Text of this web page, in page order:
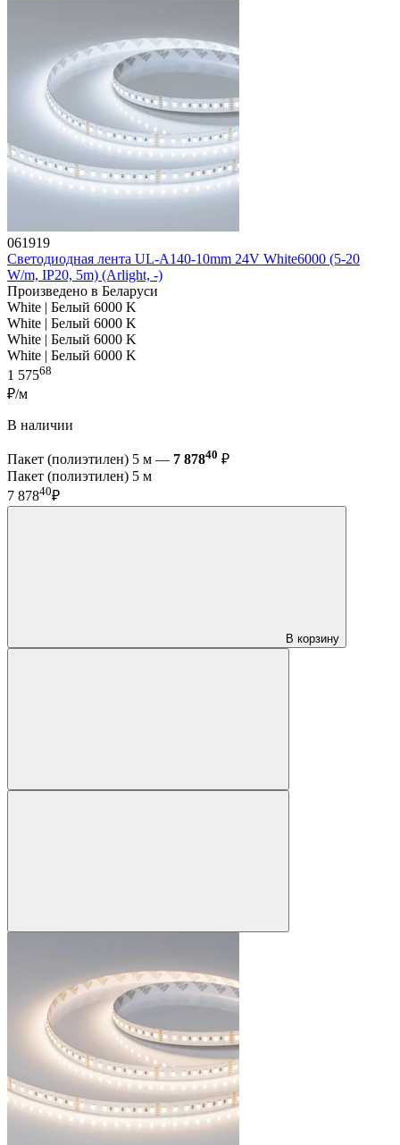
061919
Светодиодная лента UL-A140-10mm 24V White6000 (5-20
W/m, IP20, 5m) (Arlight, -)
Произведено в Беларуси
White | Белый 6000 K
White | Белый 6000 K
White | Белый 6000 K
White | Белый 6000 K
1 57568
₽/м
В наличии
Пакет (полиэтилен) 5 м — 7 87840 ₽
Пакет (полиэтилен) 5 м
7 87840₽
В корзину